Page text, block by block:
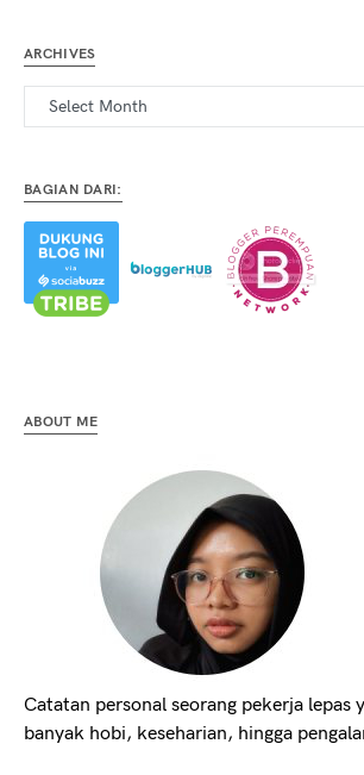
ARCHIVES
Archives
BAGIAN DARI:
ABOUT ME
Catatan personal seorang pekerja lepas
banyak hobi, keseharian, hingga